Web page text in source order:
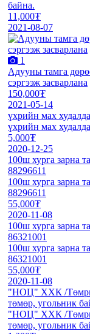
байна.
11,000₮
2021-08-07
1
Адууны тамга
сэргээж засварлана
150,000₮
2021-05-14
үхрийн мах
үхрийн мах
5,000₮
2020-12-25
100ш хурга зарна
88296611
100ш хурга зарна
88296611
55,000₮
2020-11-08
100ш хурга зарна
86321001
100ш хурга зарна
86321001
55,000₮
2020-11-08
"НОЦ" ХХК /
төмөр, угольник
"НОЦ" ХХК /
төмөр, угольник